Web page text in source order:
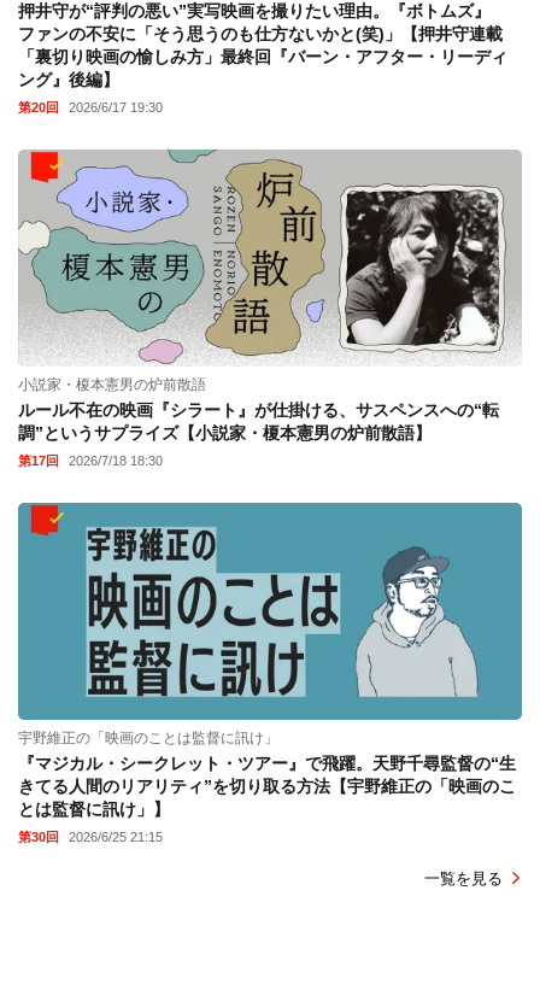
押井守が“評判の悪い”実写映画を撮りたい理由。『ボトムズ』
ファンの不安に「そう思うのも仕方ないかと(笑)」【押井守連載
「裏切り映画の愉しみ方」最終回『バーン・アフター・リーディ
ング』後編】
第20回 2026/6/17 19:30
小説家・榎本憲男の炉前散語
ルール不在の映画『シラート』が仕掛ける、サスペンスへの“転
調”というサプライズ【小説家・榎本憲男の炉前散語】
第17回 2026/7/18 18:30
宇野維正の「映画のことは監督に訊け」
『マジカル・シークレット・ツアー』で飛躍。天野千尋監督の“生
きてる人間のリアリティ”を切り取る方法【宇野維正の「映画のこ
とは監督に訊け」】
第30回 2026/6/25 21:15
一覧を見る